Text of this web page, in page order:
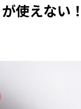
使えない